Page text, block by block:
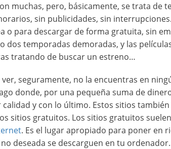
muchas, pero, básicamente, se trata de
sin publicidades, sin
o para descargar de forma gratuita, sin
dos temporadas demoradas, y las
tratando de buscar un estreno…
seguramente, no la encuentras en
donde, por una pequeña suma de
y con lo último. Estos sitios
sitios gratuitos. Los sitios gratuitos
. Es el lugar apropiado para poner en
deseada se descarguen en tu